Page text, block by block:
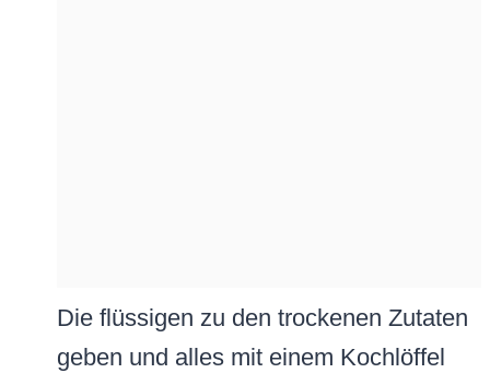
Die flüssigen zu den trockenen Zutaten
geben und alles mit einem Kochlöffel